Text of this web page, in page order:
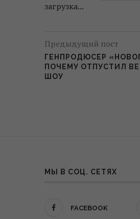
загрузка...
Предыдущий пост
ГЕНПРОДЮСЕР
ПОЧЕМУ ОТПУСТИЛ
ШОУ
МЫ В СОЦ. СЕТЯХ
FACEBOOK